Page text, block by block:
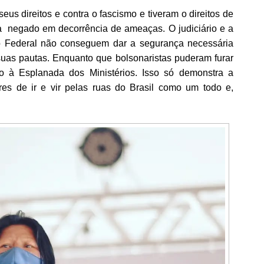
direitos e contra o fascismo e tiveram o direitos de
negadoem decorrência de ameaças. O judiciário e a
não conseguem dar a segurança necessária
pautas. Enquanto que bolsonaristas puderam furar
à Esplanada dos Ministérios. Isso só demonstra a
de ir e vir pelas ruas do Brasil como um todo e,